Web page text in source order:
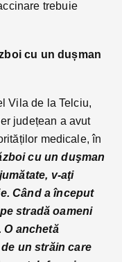
trebuie
cu un dușman
Vila de la Telciu,
județean a avut
medicale, în
cu un duşman
v-aţi
Când a început
stradă oameni
O anchetă
un străin care